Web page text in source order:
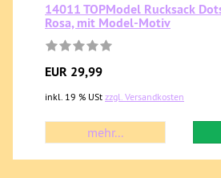
14011 TOPModel Rucksack
Rosa, mit Model-Motiv
EUR 29,99
inkl. 19 % USt zzgl. Versandkosten
mehr...